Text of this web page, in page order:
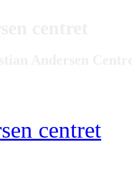
centret